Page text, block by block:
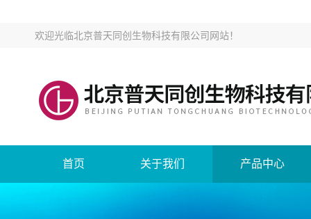
欢迎光临北京普天同创生物科技有限公司网站！
首页 关于我们 产品中心